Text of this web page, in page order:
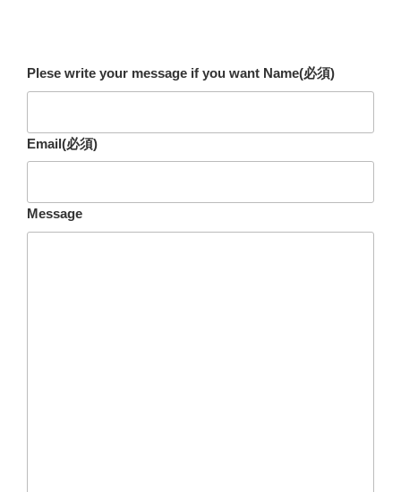
Plese write your message if you want Name(必須)
Email(必須)
Message